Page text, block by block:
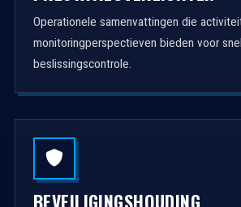
Operationele samenvattingen die
monitoringperspectieven bieden voor
beslissingscontrole.
BEVEILIGINGSHOUDING